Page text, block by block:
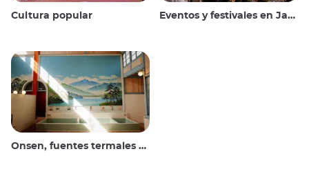
Cultura popular Eventos y festivales en Japón
Onsen, fuentes termales y baños públicos